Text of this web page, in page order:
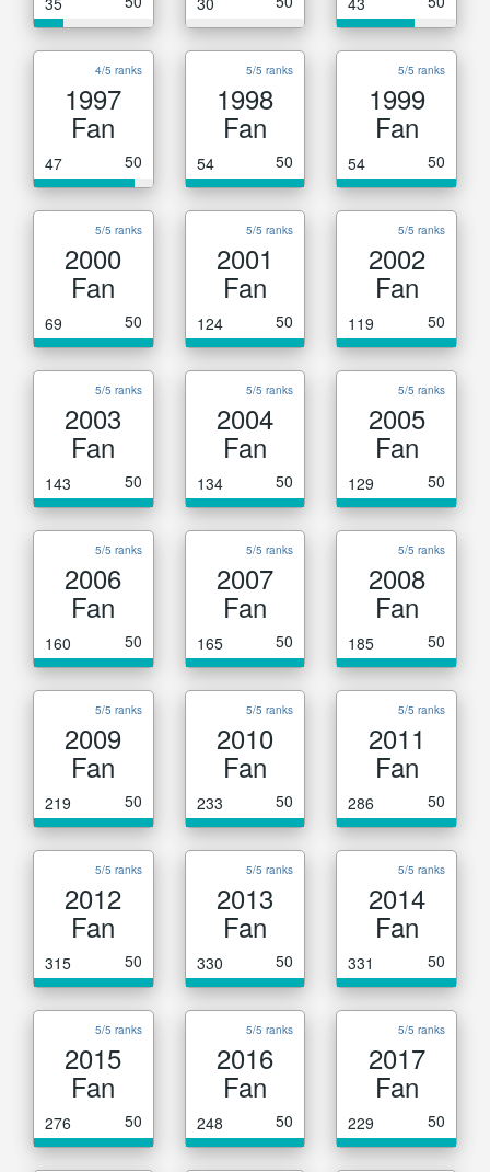
4/5 ranks
1997
Fan
47 50
5/5 ranks
1998
Fan
54 50
5/5 ranks
1999
Fan
54 50
5/5 ranks
2000
Fan
69 50
5/5 ranks
2001
Fan
124 50
5/5 ranks
2002
Fan
119 50
5/5 ranks
2003
Fan
143 50
5/5 ranks
2004
Fan
134 50
5/5 ranks
2005
Fan
129 50
5/5 ranks
2006
Fan
160 50
5/5 ranks
2007
Fan
165 50
5/5 ranks
2008
Fan
185 50
5/5 ranks
2009
Fan
219 50
5/5 ranks
2010
Fan
233 50
5/5 ranks
2011
Fan
286 50
5/5 ranks
2012
Fan
315 50
5/5 ranks
2013
Fan
330 50
5/5 ranks
2014
Fan
331 50
5/5 ranks
2015
Fan
276 50
5/5 ranks
2016
Fan
248 50
5/5 ranks
2017
Fan
229 50